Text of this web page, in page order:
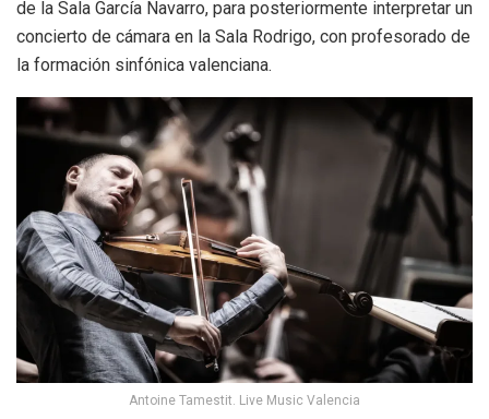
de la Sala García Navarro, para posteriormente interpretar un
concierto de cámara en la Sala Rodrigo, con profesorado de
la formación sinfónica valenciana.
Antoine Tamestit. Live Music Valencia